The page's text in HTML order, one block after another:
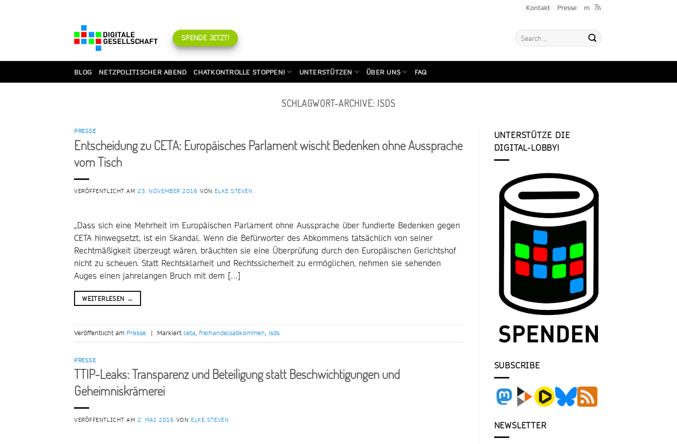
Kontakt Presse m
SPENDE JETZT!
BLOG NETZPOLITISCHER ABEND CHATKONTROLLE STOPPEN! UNTERSTÜTZEN ÜBER UNS FAQ
SCHLAGWORT-ARCHIVE: ISDS
PRESSE
Entscheidung zu CETA: Europäisches Parlament wischt Bedenken ohne Aussprache
vom Tisch
VERÖFFENTLICHT AM 23. NOVEMBER 2016 VON ELKE STEVEN
„Dass sich eine Mehrheit im Europäischen Parlament ohne Aussprache über fundierte Bedenken gegen
CETA hinwegsetzt, ist ein Skandal. Wenn die Befürworter des Abkommens tatsächlich von seiner
Rechtmäßigkeit überzeugt wären, bräuchten sie eine Überprüfung durch den Europäischen Gerichtshof
nicht zu scheuen. Statt Rechtsklarheit und Rechtssicherheit zu ermöglichen, nehmen sie sehenden
Auges einen jahrelangen Bruch mit dem […]
WEITERLESEN →
Veröffentlicht am Presse | Markiertceta, freihandelsabkommen, isds
PRESSE
TTIP-Leaks: Transparenz und Beteiligung statt Beschwichtigungen und
Geheimniskrämerei
VERÖFFENTLICHT AM 2. MAI 2016 VON ELKE STEVEN
UNTERSTÜTZE DIE
DIGITAL-LOBBY!
SUBSCRIBE
NEWSLETTER